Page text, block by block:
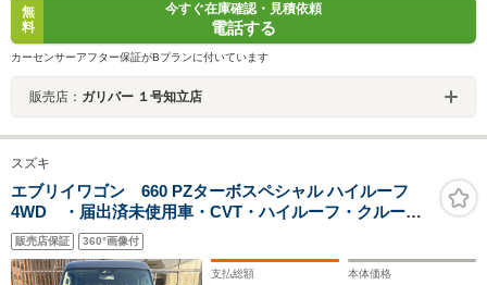
無
料
今すぐ在庫確認・見積依頼
電話する
カーセンサーアフター保証がBプランに付いています
販売店： ガリバー １号知立店
スズキ
エブリイワゴン 660 PZターボスペシャル ハイルーフ
4WD ・届出済未使用車・CVT・ハイルーフ・クルーズ
コントロール・シートヒーター・両側電動スライドド
ア・USB電源ソケット・オーバーヘッドシェルフ・アル
ミホイール・ステアリングヒーター
販売店保証 360°画像付
支払総額 本体価格